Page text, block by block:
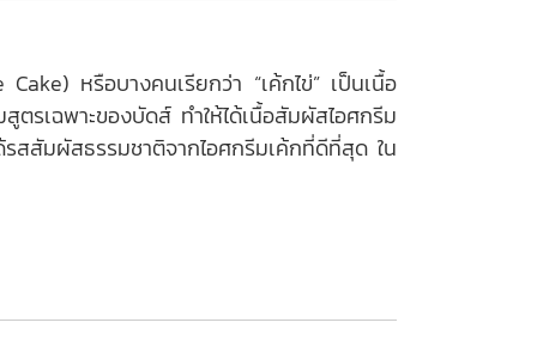
Cake) หรือบางคนเรียกว่า “เค้กไข่” เป็นเนื้อ
รเฉพาะของบัดส์ ทำให้ได้เนื้อสัมผัสไอศกรีม
สสัมผัสธรรมชาติจากไอศกรีมเค้กที่ดีที่สุด ใน